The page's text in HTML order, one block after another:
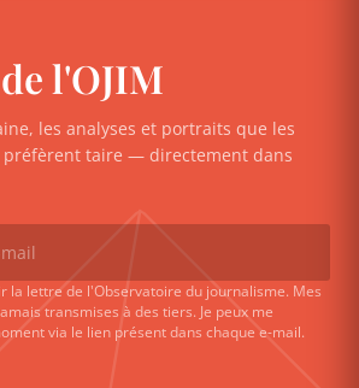
l'OJIM
les analyses et portraits que les
préfèrent taire — directement dans
la lettre de l'Observatoire du journalisme. Mes
transmises à des tiers. Je peux me
via le lien présent dans chaque e-mail.